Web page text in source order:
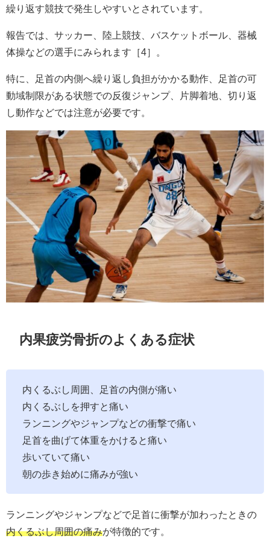
繰り返す競技で発生しやすいとされています。
報告では、サッカー、陸上競技、バスケットボール、器械
体操などの選手にみられます［4］。
特に、足首の内側へ繰り返し負担がかかる動作、足首の可
動域制限がある状態での反復ジャンプ、片脚着地、切り返
し動作などでは注意が必要です。
内果疲労骨折のよくある症状
内くるぶし周囲、足首の内側が痛い
内くるぶしを押すと痛い
ランニングやジャンプなどの衝撃で痛い
足首を曲げて体重をかけると痛い
歩いていて痛い
朝の歩き始めに痛みが強い
ランニングやジャンプなどで足首に衝撃が加わったときの
内くるぶし周囲の痛みが特徴的です。